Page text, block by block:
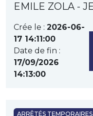
EMILE ZOLA -
Crée le : 2026-06-
17 14:11:00
Date de fin :
17/09/2026
14:13:00
ARRÊTÉS TEMPORAIRES